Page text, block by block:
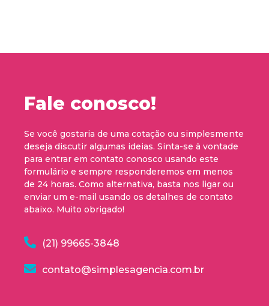
Fale conosco!
Se você gostaria de uma cotação ou simplesmente
deseja discutir algumas ideias. Sinta-se à vontade
para entrar em contato conosco usando este
formulário e sempre responderemos em menos
de 24 horas. Como alternativa, basta nos ligar ou
enviar um e-mail usando os detalhes de contato
abaixo. Muito obrigado!
(21) 99665-3848
contato@simplesagencia.com.br